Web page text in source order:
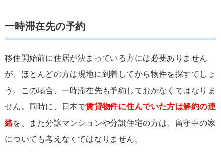
一時滞在先の予約
移住開始前に住居が決まっている方には必要ありません
が、ほとんどの方は現地に到着してから物件を探すでしょ
う。この場合、一時滞在先も予約しておかなくてはなりま
せん。同時に、日本で賃貸物件に住んでいた方は解約の連
絡を、また分譲マンションや分譲住宅の方は、留守中の家
についても考えなくてはなりません。